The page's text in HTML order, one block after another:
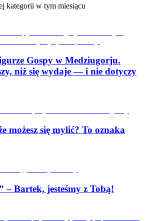
kategorii w tym miesiącu
Gospy w Medziugorju.
niż się wydaje — i nie dotyczy
możesz się mylić? To oznaka
Bartek, jesteśmy z Tobą!